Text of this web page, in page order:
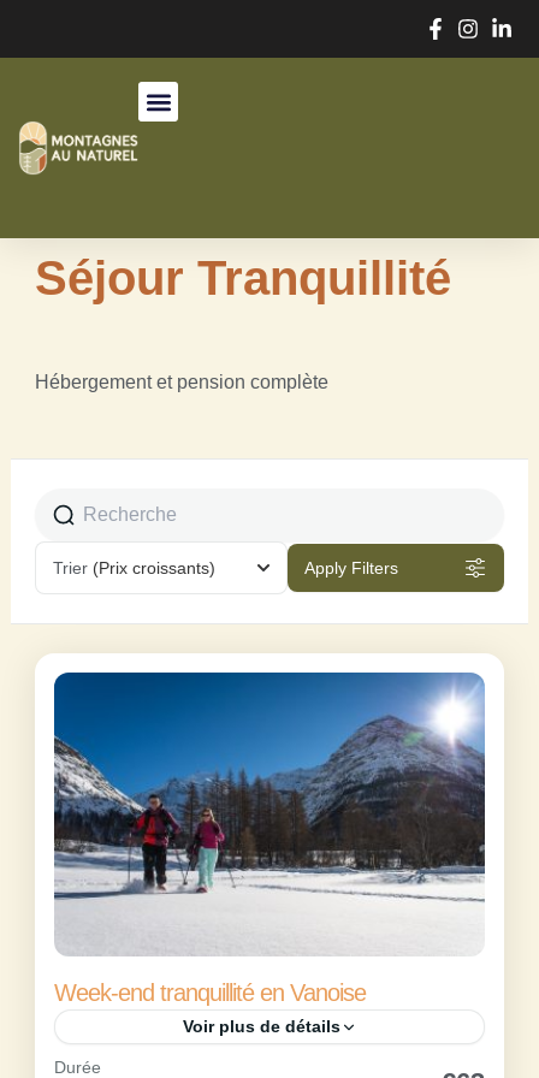
Séjour Tranquillité
Hébergement et pension complète
Trier (Prix croissants) Apply Filters
Week-end tranquillité en Vanoise
Voir plus de détails
Envie d’un week-end à Bessans en Haute
Durée